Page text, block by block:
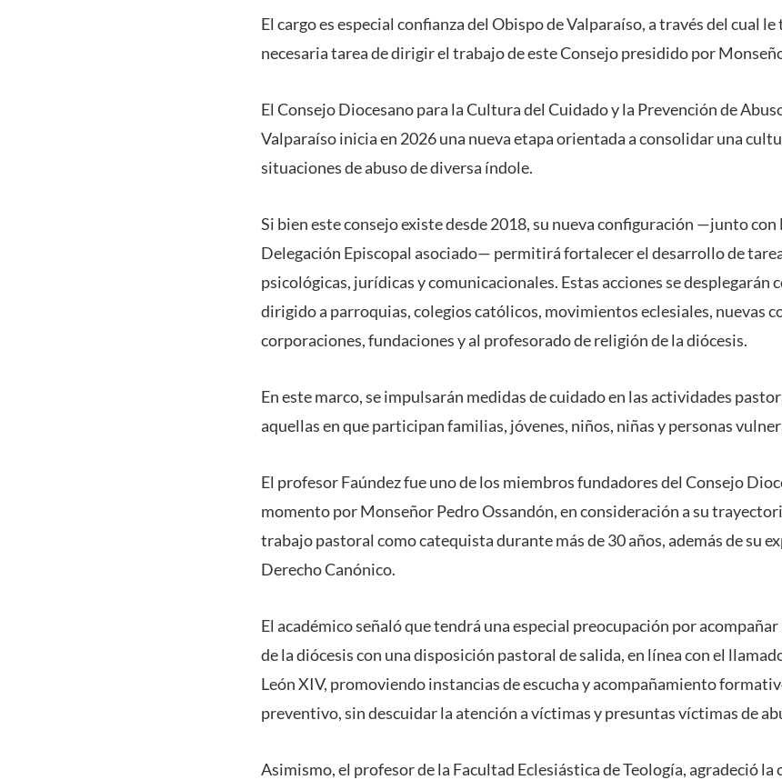
El cargo es especial confianza del Obispo de Valparaíso, a través del cual
necesaria tarea de dirigir el trabajo de este Consejo presidido por
El Consejo Diocesano para la Cultura del Cuidado y la Prevención de
Valparaíso inicia en 2026 una nueva etapa orientada a consolidar una
situaciones de abuso de diversa índole.
Si bien este consejo existe desde 2018, su nueva configuración —junto con
Delegación Episcopal asociado— permitirá fortalecer el desarrollo de
psicológicas, jurídicas y comunicacionales. Estas acciones se desplegarán
dirigido a parroquias, colegios católicos, movimientos eclesiales, nuevas
corporaciones, fundaciones y al profesorado de religión de la diócesis.
En este marco, se impulsarán medidas de cuidado en las actividades
aquellas en que participan familias, jóvenes, niños, niñas y personas
El profesor Faúndez fue uno de los miembros fundadores del Consejo
momento por Monseñor Pedro Ossandón, en consideración a su
trabajo pastoral como catequista durante más de 30 años, además de su
Derecho Canónico.
El académico señaló que tendrá una especial preocupación por
de la diócesis con una disposición pastoral de salida, en línea con el
León XIV, promoviendo instancias de escucha y acompañamiento
preventivo, sin descuidar la atención a víctimas y presuntas víctimas de
Asimismo, el profesor de la Facultad Eclesiástica de Teología, agradeció